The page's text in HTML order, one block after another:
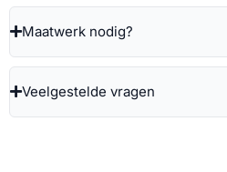
Maatwerk nodig?
Veelgestelde vragen